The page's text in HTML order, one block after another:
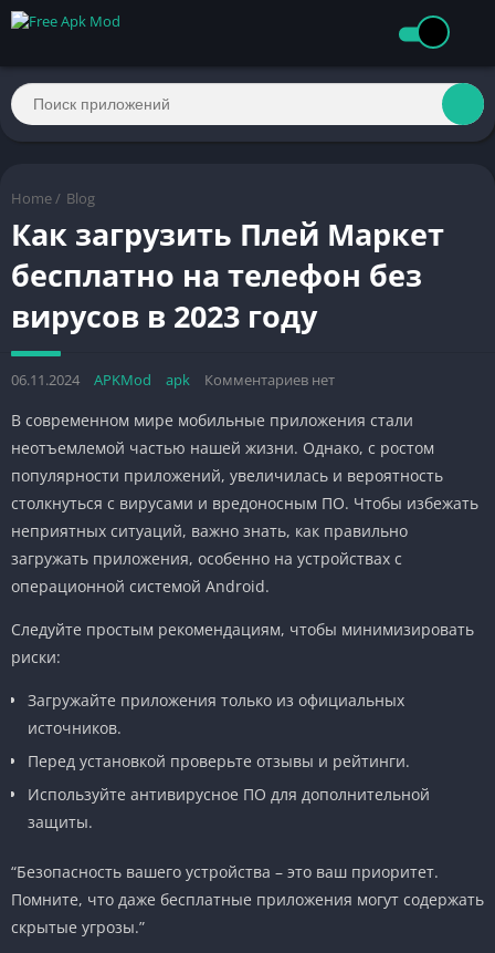
Home / Blog
Как загрузить Плей Маркет
бесплатно на телефон без
вирусов в 2023 году
06.11.2024 APKMod apk Комментариев нет
В современном мире мобильные приложения стали
неотъемлемой частью нашей жизни. Однако, с ростом
популярности приложений, увеличилась и вероятность
столкнуться с вирусами и вредоносным ПО. Чтобы избежать
неприятных ситуаций, важно знать, как правильно
загружать приложения, особенно на устройствах с
операционной системой Android.
Следуйте простым рекомендациям, чтобы минимизировать
риски:
Загружайте приложения только из официальных
источников.
Перед установкой проверьте отзывы и рейтинги.
Используйте антивирусное ПО для дополнительной
защиты.
“Безопасность вашего устройства – это ваш приоритет.
Помните, что даже бесплатные приложения могут содержать
скрытые угрозы.”